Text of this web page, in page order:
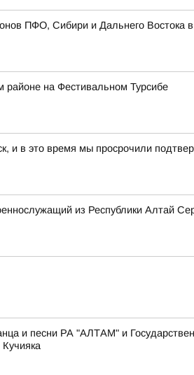
ПФО, Сибири и Дальнего Востока
районе на Фестивальном Турсибе
и в это время мы просрочили
из Республики Алтай
и песни РА "АЛТАМ" и